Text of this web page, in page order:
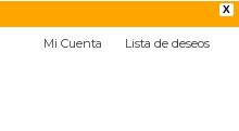
X
Mi Cuenta Lista de deseos